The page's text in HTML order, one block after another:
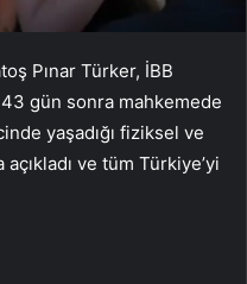
Pınar Türker, İBB
gün sonra mahkemede
yaşadığı fiziksel ve
ve tüm Türkiye’yi